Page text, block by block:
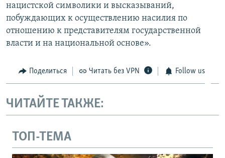
нацистской символики и высказываний,
побуждающих к осуществлению насилия по
отношению к представителям государственной
власти и на национальной основе».
Поделиться Читать без VPN Follow us
ЧИТАЙТЕ ТАКЖЕ:
ТОП-ТЕМА